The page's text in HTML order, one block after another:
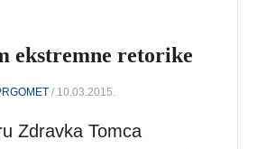
ekstremne retorike
/ 10.03.2015.
Zdravka Tomca